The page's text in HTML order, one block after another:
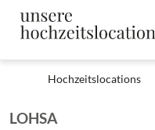
Hochzeitslocations
LOHSA